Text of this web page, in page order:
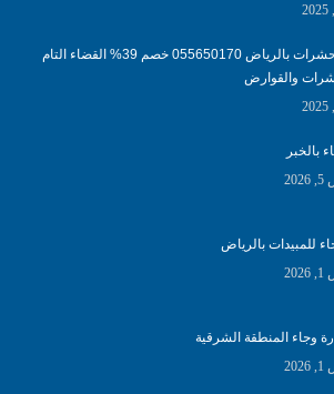
مكافحة حشرات بالرياض 055650170 خصم 39% القضاء التام
والقوارض
بالخبر
للمبيدات بالرياض
وجاء المنطقة الشرقية